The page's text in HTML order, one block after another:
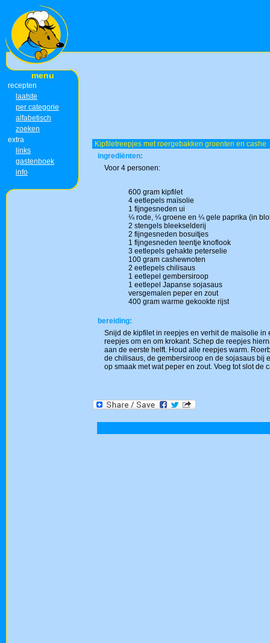
menu
recepten
laatste
per categorie
alfabetisch
zoeken
extra
links
gastenboek
info
Kipfiletreepjes met roergebakken groenten en cashe
ingrediënten:
Voor 4 personen:
600 gram kipfilet
4 eetlepels maïsolie
1 fijngesneden ui
¼ rode, ¼ groene en ¼ gele paprika (in
2 stengels bleekselderij
2 fijngesneden bosuitjes
1 fijngesneden teentje knoflook
3 eetlepels gehakte peterselie
100 gram cashewnoten
2 eetlepels chilisaus
1 eetlepel gembersiroop
1 eetlepel Japanse sojasaus
versgemalen peper en zout
400 gram warme gekookte rijst
bereiding:
Snijd de kipfilet in reepjes en verhit de maïsolie
reepjes om en om krokant. Schep de reepjes
aan de eerste helft. Houd alle reepjes warm.
de chilisaus, de gembersiroop en de sojasaus bij
op smaak met wat peper en zout. Voeg tot slot de